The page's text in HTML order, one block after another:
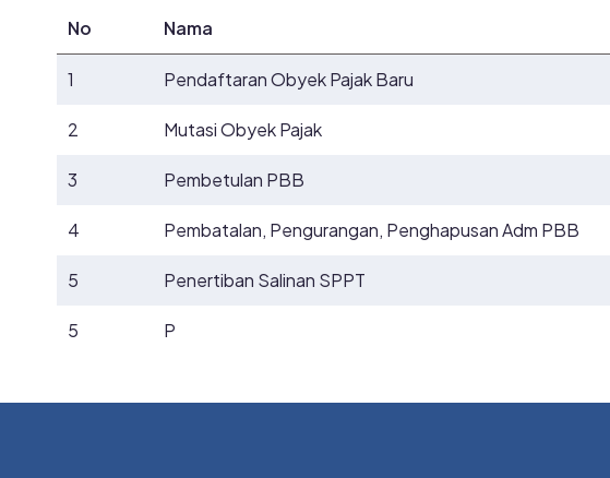
No Nama
1 Pendaftaran Obyek Pajak Baru
2 Mutasi Obyek Pajak
3 Pembetulan PBB
4 Pembatalan, Pengurangan, Penghapusan Adm PBB
5 Penertiban Salinan SPPT
5 P